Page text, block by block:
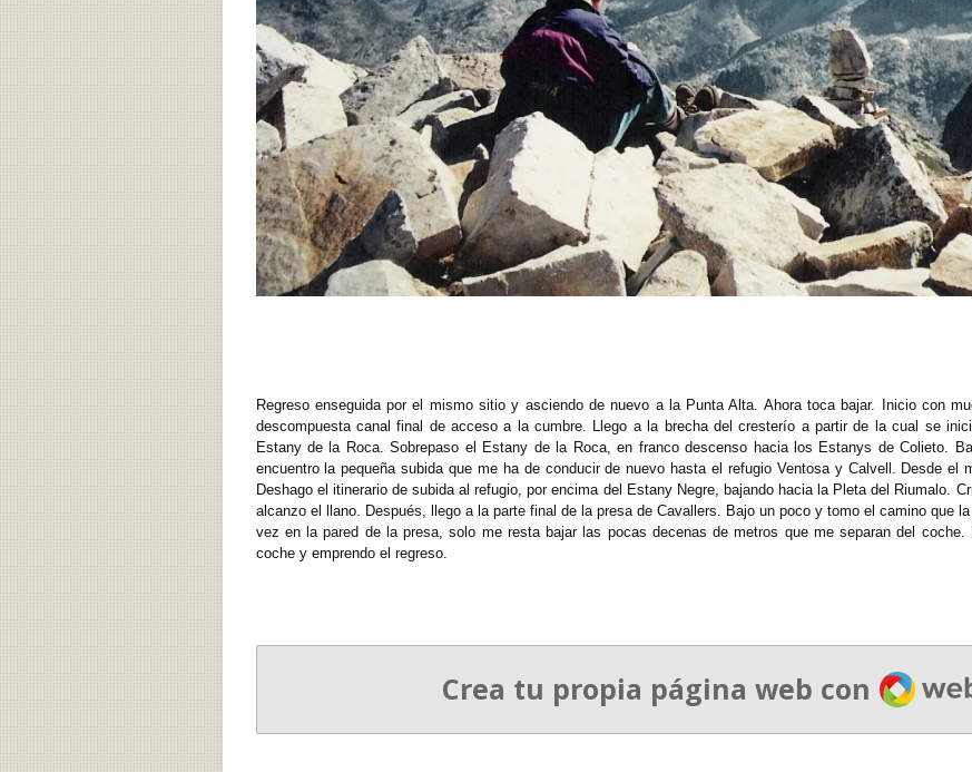
Regreso enseguida por el mismo sitio y asciendo de nuevo a la Punta Alta. Ahora toca bajar. Inicio con
descompuesta canal final de acceso a la cumbre. Llego a la brecha del cresterío a partir de la cual se
Estany de la Roca. Sobrepaso el Estany de la Roca, en franco descenso hacia los Estanys de Colieto.
encuentro la pequeña subida que me ha de conducir de nuevo hasta el refugio Ventosa y Calvell. Desde el
Deshago el itinerario de subida al refugio, por encima del Estany Negre, bajando hacia la Pleta del Riumalo.
alcanzo el llano. Después, llego a la parte final de la presa de Cavallers. Bajo un poco y tomo el camino que
vez en la pared de la presa, solo me resta bajar las pocas decenas de metros que me separan del
coche y emprendo el regreso.
Crea tu propia página web con